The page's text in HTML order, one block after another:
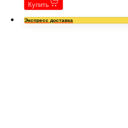
Купить
Экспресс доставка